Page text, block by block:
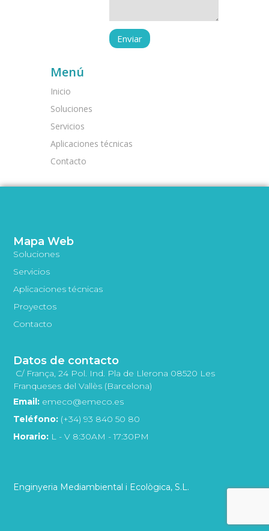
Menú
Inicio
Soluciones
Servicios
Aplicaciones técnicas
Contacto
Enginyeria Mediambiental i Ecològica, S.L.
Mapa Web
Soluciones
Servicios
Aplicaciones técnicas
Proyectos
Contacto
Datos de contacto
C/ França, 24 Pol. Ind. Pla de Llerona 08520 Les
Franqueses del Vallès (Barcelona)
Email: emeco@emeco.es
Teléfono: (+34) 93 840 50 80
Horario: L - V 8:30AM - 17:30PM